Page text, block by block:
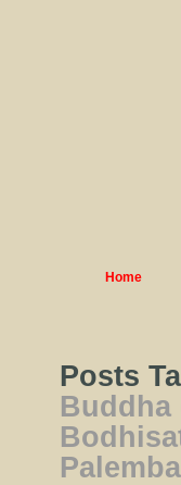
Home
Posts
Buddha